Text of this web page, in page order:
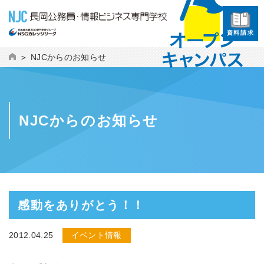
資料請求
NJCからのお知らせ
NJCからのお知らせ
感動をありがとう！！
2012.04.25 イベント情報